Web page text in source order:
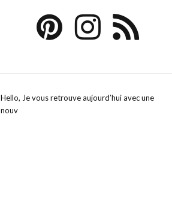
Hello, Je vous retrouve aujourd’hui avec une
nouv